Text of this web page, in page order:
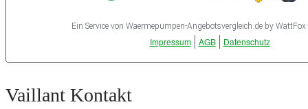
Ein Service von Waermepumpen-Angebotsvergleich.de by
Impressum AGB Datenschutz
Vaillant Kontakt